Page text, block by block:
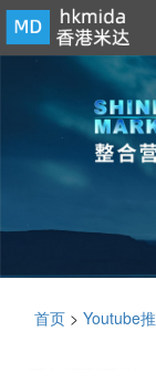
首页 > Youtube